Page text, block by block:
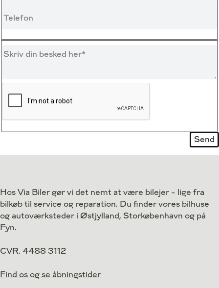
Hos Via Biler gør vi det nemt at være bilejer - lige fra
bilkøb til service og reparation. Du finder vores bilhuse
og autoværksteder i Østjylland, Storkøbenhavn og på
Fyn.
CVR. 4488 3112
Find os og se åbningstider